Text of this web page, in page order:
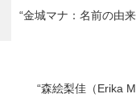
“金城マナ：名前の由
“森絵梨佳（Erika